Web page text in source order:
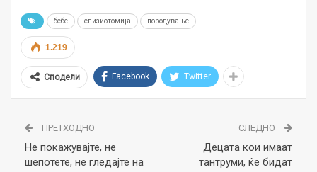
бебе епизиотомија породување
1.219
Сподели Facebook Twitter
ПРЕТХОДНО
Не покажувајте, не
шепотете, не гледајте на
СЛЕДНО
Децата кои имаат
тантруми, ќе бидат